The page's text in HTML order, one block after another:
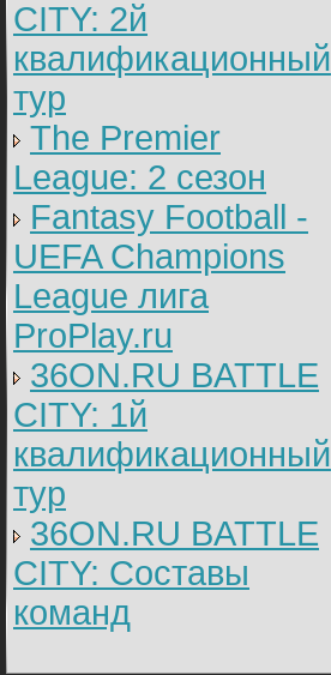
CITY: 2й
квалификационный
тур
The Premier
League: 2 cезон
Fantasy Football -
UEFA Champions
League лига
ProPlay.ru
36ON.RU BATTLE
CITY: 1й
квалификационный
тур
36ON.RU BATTLE
CITY: Составы
команд